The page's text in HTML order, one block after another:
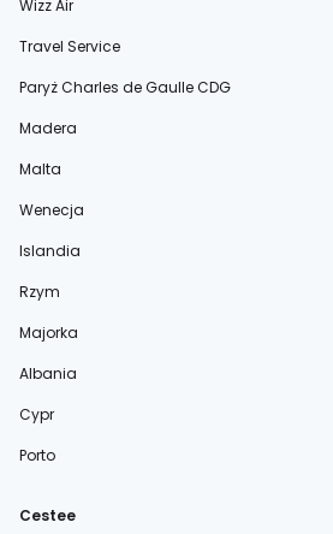
Wizz Air
Travel Service
Paryż Charles de Gaulle CDG
Madera
Malta
Wenecja
Islandia
Rzym
Majorka
Albania
Cypr
Porto
Cestee